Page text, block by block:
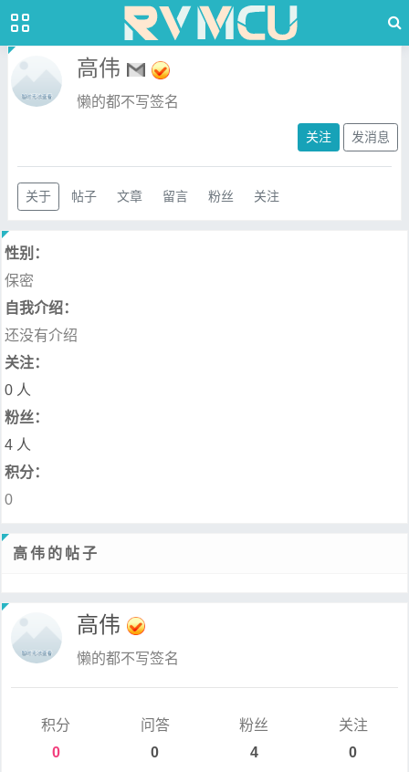
高伟
懒的都不写签名
关注 发消息
关于 帖子 文章 留言 粉丝 关注
性别：
保密
自我介绍：
还没有介绍
关注：
0 人
粉丝：
4 人
积分：
0
高伟的帖子
高伟
懒的都不写签名
积分
0
问答
0
粉丝
4
关注
0